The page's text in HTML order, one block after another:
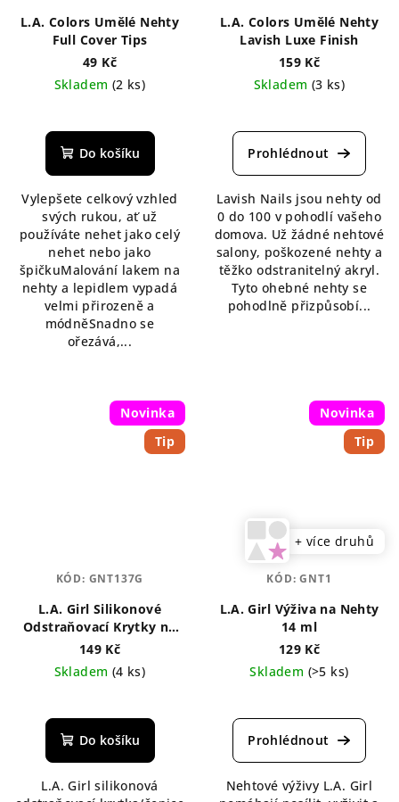
L.A. Colors Umělé Nehty
Full Cover Tips
49 Kč
Skladem (2 ks)
hodnocení
produktu
z
5
hvězdiček.
Do košíku
Vylepšete celkový vzhled
svých rukou, ať už
používáte nehet jako celý
nehet nebo jako
špičkuMalování lakem na
nehty a lepidlem vypadá
velmi přirozeně a
módněSnadno se
ořezává,...
L.A. Colors Umělé Nehty
Lavish Luxe Finish
159 Kč
Skladem (3 ks)
hodnocení
produktu
z
5
hvězdiček.
Lavish Nails jsou nehty od
0 do 100 v pohodlí vašeho
domova. Už žádné nehtové
salony, poškozené nehty a
těžko odstranitelný akryl.
Tyto ohebné nehty se
pohodlně přizpůsobí...
Novinka
Tip
L.A. Girl Silikonové
Odstraňovací Krytky na
Nehty
149 Kč
Skladem (4 ks)
hodnocení
produktu
z
Do košíku
L.A. Girl silikonová
KÓD: GNT137G
Novinka
Tip
+ více druhů
L.A. Girl Výživa na Nehty
14 ml
129 Kč
Skladem (>5 ks)
Nehtové výživy L.A. Girl
KÓD:GNT1